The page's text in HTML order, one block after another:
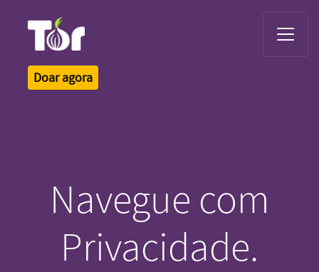
Doar agora
Navegue com
Privacidade.